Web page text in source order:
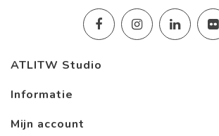
ATLITW Studio
Informatie
Mijn account